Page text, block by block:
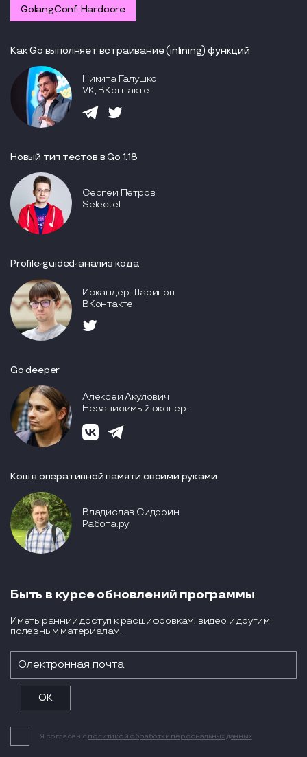
GolangConf: Hardcore
Как Go выполняет встраивание (inlining) функций
Никита Галушко
VK, ВКонтакте
Новый тип тестов в Go 1.18
Сергей Петров
Selectel
Profile-guided-анализ кода
Искандер Шарипов
ВКонтакте
Go deeper
Алексей Акулович
Независимый эксперт
Кэш в оперативной памяти своими руками
Владислав Сидорин
Работа.ру
Быть в курсе обновлений программы
Иметь ранний доступ к расшифровкам, видео и другим
полезным материалам.
Я согласен с политикой обработки персональных данных